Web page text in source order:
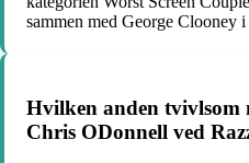
sammen med George Clooney
Hvilken anden tvivlsom
Chris ODonnell ved